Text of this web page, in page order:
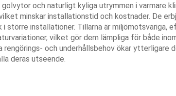
och naturligt kyliga utrymmen i varmare
minskar installationstid och kostnader. De
installationer. Tillarna är miljömotsvariga,
vilket gör dem lämpliga för både
och underhållsbehov ökar
deras utseende.